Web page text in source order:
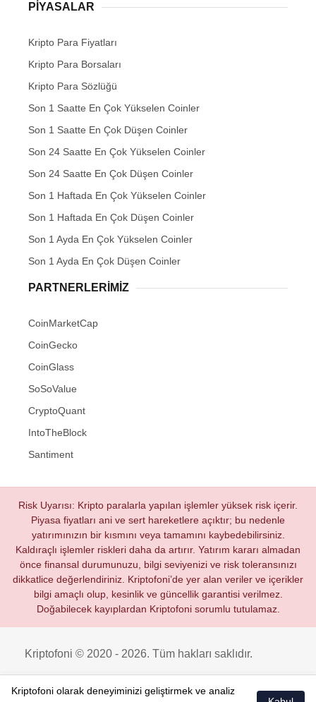
PIYASALAR
Kripto Para Fiyatları
Kripto Para Borsaları
Kripto Para Sözlüğü
Son 1 Saatte En Çok Yükselen Coinler
Son 1 Saatte En Çok Düşen Coinler
Son 24 Saatte En Çok Yükselen Coinler
Son 24 Saatte En Çok Düşen Coinler
Son 1 Haftada En Çok Yükselen Coinler
Son 1 Haftada En Çok Düşen Coinler
Son 1 Ayda En Çok Yükselen Coinler
Son 1 Ayda En Çok Düşen Coinler
PARTNERLERIMIZ
CoinMarketCap
CoinGecko
CoinGlass
SoSoValue
CryptoQuant
IntoTheBlock
Santiment
Risk Uyarısı: Kripto paralarla yapılan işlemler yüksek risk içerir.
Piyasa fiyatları ani ve sert hareketlere açıktır; bu nedenle
yatırımınızın bir kısmını veya tamamını kaybedebilirsiniz.
Kaldıraçlı işlemler riskleri daha da artırır. Yatırım kararı almadan
önce finansal durumunuzu, bilgi seviyenizi ve risk toleransınızı
dikkatlice değerlendiriniz. Kriptofoni’de yer alan veriler ve içerikler
bilgi amaçlı olup, kesinlik ve güncellik garantisi verilmez.
Doğabilecek kayıplardan Kriptofoni sorumlu tutulamaz.
Kriptofoni © 2020 - 2026. Tüm hakları saklıdır.
Kriptofoni olarak deneyiminizi geliştirmek ve analiz